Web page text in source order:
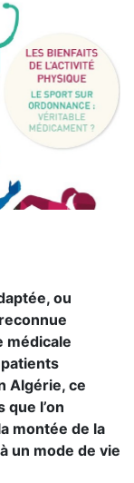
ou
médicale
Algérie, ce
l’on
montée de la
un mode de vie